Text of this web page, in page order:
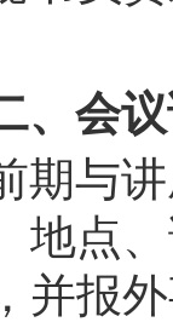
、会
期与
地点
并报